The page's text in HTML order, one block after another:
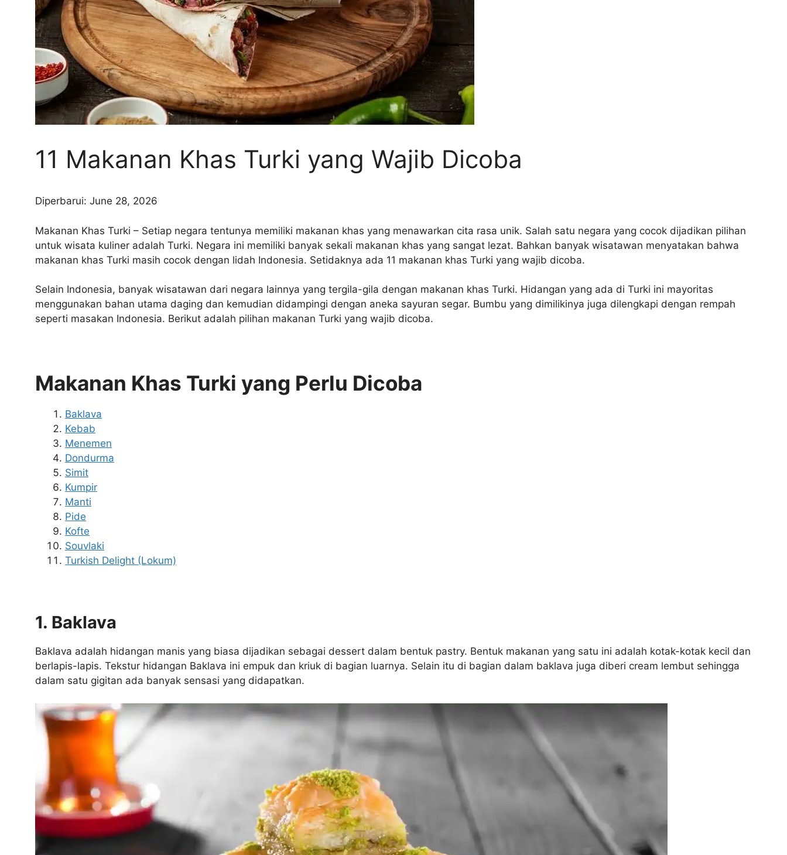
11 Makanan Khas Turki yang Wajib Dicoba
Diperbarui: June 28, 2026
Makanan Khas Turki – Setiap negara tentunya memiliki makanan khas yang menawarkan cita rasa unik. Salah satu negara yang cocok dijadikan pilihan
untuk wisata kuliner adalah Turki. Negara ini memiliki banyak sekali makanan khas yang sangat lezat. Bahkan banyak wisatawan menyatakan bahwa
makanan khas Turki masih cocok dengan lidah Indonesia. Setidaknya ada 11 makanan khas Turki yang wajib dicoba.
Selain Indonesia, banyak wisatawan dari negara lainnya yang tergila-gila dengan makanan khas Turki. Hidangan yang ada di Turki ini mayoritas
menggunakan bahan utama daging dan kemudian didampingi dengan aneka sayuran segar. Bumbu yang dimilikinya juga dilengkapi dengan rempah
seperti masakan Indonesia. Berikut adalah pilihan makanan Turki yang wajib dicoba.
Makanan Khas Turki yang Perlu Dicoba
Baklava
Kebab
Menemen
Dondurma
Simit
Kumpir
Manti
Pide
Kofte
Souvlaki
Turkish Delight (Lokum)
1. Baklava
Baklava adalah hidangan manis yang biasa dijadikan sebagai dessert dalam bentuk pastry. Bentuk makanan yang satu ini adalah kotak-kotak kecil dan
berlapis-lapis. Tekstur hidangan Baklava ini empuk dan kriuk di bagian luarnya. Selain itu di bagian dalam baklava juga diberi cream lembut sehingga
dalam satu gigitan ada banyak sensasi yang didapatkan.